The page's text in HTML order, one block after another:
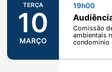
TERÇA
10
MARÇO
19h00
Comissão
ambientais
condomínio